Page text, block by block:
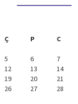
Ç P C
5 6 7
12 13 14
19 20 21
26 27 28